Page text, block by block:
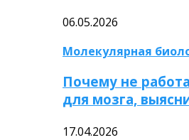
06.05.2026
Молекулярная
Почему не
для мозга,
17.04.2026